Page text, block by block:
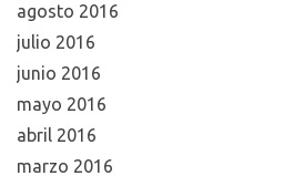
agosto 2016
julio 2016
junio 2016
mayo 2016
abril 2016
marzo 2016